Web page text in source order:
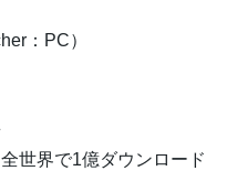
：PC）
世界で1億ダウンロード